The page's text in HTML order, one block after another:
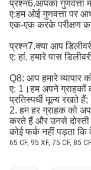
प्रश्न6.आपका गुणवत्ता
ए:हम ओई गुणवत्ता पर
एक-एक करके परीक्षण
प्रश्न7.क्या आप
ए: हां, हमारे पास
Q8: आप हमारे व्यापार
ए: 1।हम अपने ग्राहकों
प्रतिस्पर्धी मूल्य रखते हैं;
2. हम हर ग्राहक को
करते हैं और उनसे
कोई फर्क नहीं पड़ता
65 CF, 95 XF, 75 CF, 85 CF